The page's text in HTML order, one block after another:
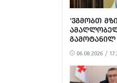
‘ᲕᲒᲛᲝᲑᲗ
ᲒᲐᲛᲝᲢᲐᲜᲘᲚ
ᲒᲐᲜᲐᲩᲔᲜᲡ’ -
06.08.2026 /